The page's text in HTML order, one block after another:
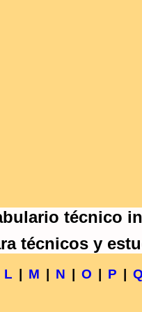
técnico
técnicos y
L M N O P Q